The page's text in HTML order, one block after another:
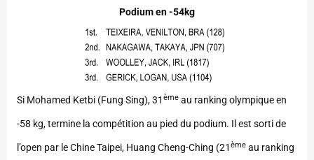
Podium en -54kg
Si Mohamed Ketbi (Fung Sing), 31 ème au ranking olympique en
-58 kg, termine la compétition au pied du podium. Il est sorti de
l’open par le Chine Taipei, Huang Cheng-Ching (21 ème au ranking